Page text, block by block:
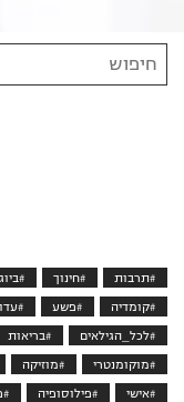
חיפוש
סרט
#תרבות #חינוך
#קומדיה #פשע
#לכל_הגילאים #בריאות
#מוקומנטרי #מוזיקה
#אישי #פילוסופיה